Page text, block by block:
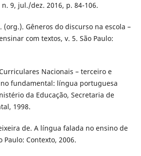
9, jul./dez. 2016, p. 84-106.
(org.). Gêneros do discurso na escola –
com textos, v. 5. São Paulo:
Nacionais – terceiro e
fundamental: língua portuguesa
da Educação, Secretaria de
1998.
de. A língua falada no ensino de
Paulo: Contexto, 2006.